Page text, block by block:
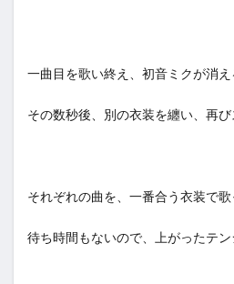
一曲目を歌い終え、初音ミクが消え
その数秒後、別の衣装を纏い、再び
それぞれの曲を、一番合う衣装で歌
待ち時間もないので、上がったテン